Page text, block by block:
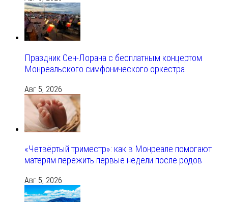
Праздник Сен-Лорана с бесплатным концертом
Монреальского симфонического оркестра
Авг 5, 2026
«Четвёртый триместр»: как в Монреале помогают
матерям пережить первые недели после родов
Авг 5, 2026